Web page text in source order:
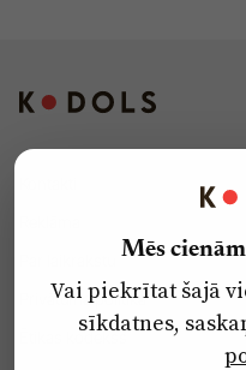
Privātuma politika
Ētikas kodekss
Mēs
Vai piekrītat šajā
sīkdatnes,